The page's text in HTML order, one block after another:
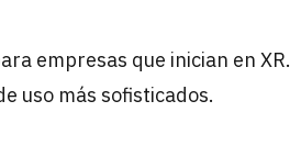
empresas que inician en XR.
uso más sofisticados.